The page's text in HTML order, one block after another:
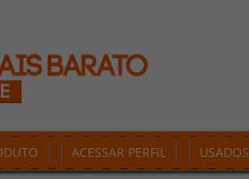
ACESSAR PERFIL USADOS